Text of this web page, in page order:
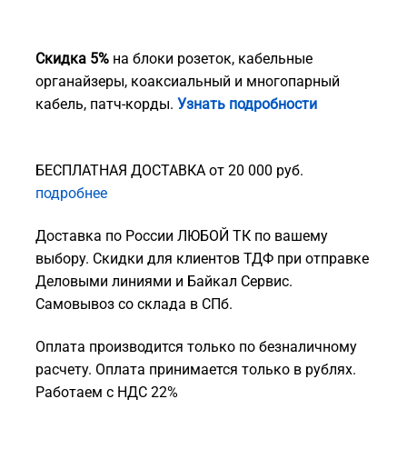
Скидка 5% на блоки розеток, кабельные
органайзеры, коаксиальный и многопарный
кабель, патч-корды. Узнать подробности
БЕСПЛАТНАЯ ДОСТАВКА от 20 000 руб.
подробнее
Доставка по России ЛЮБОЙ ТК по вашему
выбору. Скидки для клиентов ТДФ при отправке
Деловыми линиями и Байкал Сервис.
Самовывоз со склада в СПб.
Оплата производится только по безналичному
расчету. Оплата принимается только в рублях.
Работаем с НДС 22%